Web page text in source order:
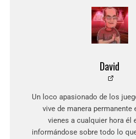
David
Un loco apasionado de los
vive de manera permanente
vienes a cualquier hora él
informándose sobre todo lo